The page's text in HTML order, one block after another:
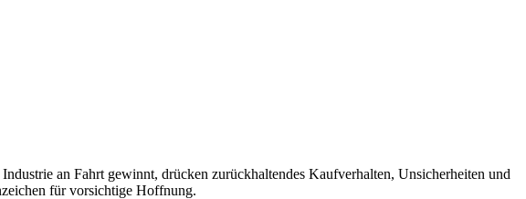
an Fahrt gewinnt, drücken zurückhaltendes Kaufverhalten, Unsicherheiten und
für vorsichtige Hoffnung.